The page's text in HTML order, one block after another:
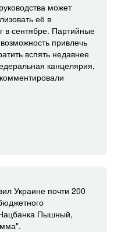
может
её в
в сентябре. Партийные
привлечь
вспять недавнее
канцелярия,
Украине почти 200
Пышный,